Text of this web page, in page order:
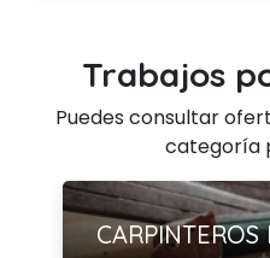
Trabajos
Puedes consultar
categoría
Ver